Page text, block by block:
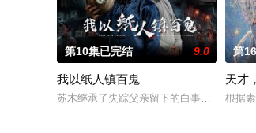
第10集已完结 9.0
我以纸人镇百鬼
苏木继承了失踪父亲留下的白事馆，本想
第
天才
根据